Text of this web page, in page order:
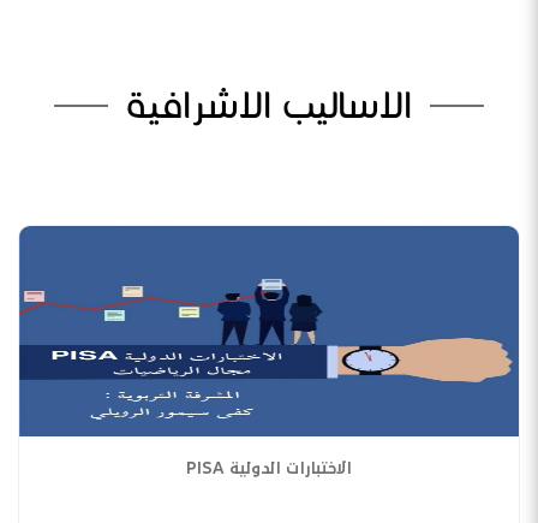
الاساليب الاشرافية
الاختبارات الدولية PISA